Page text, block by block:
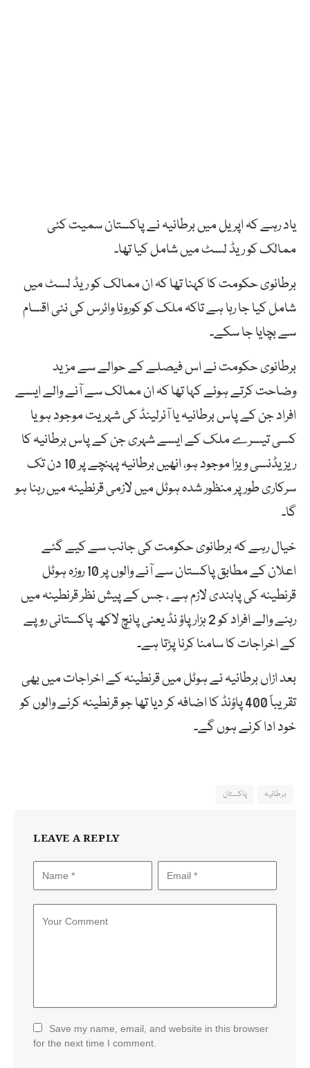
یاد رہے کہ اپریل میں برطانیہ نے پاکستان سمیت کئی
ممالک کو ریڈ لسٹ میں شامل کیا تھا۔
برطانوی حکومت کا کہنا تھا کہ ان ممالک کو ریڈ لسٹ میں
شامل کیا جا رہا ہے تاکہ ملک کو کورونا وائرس کی نئی اقسام
سے بچایا جا سکے۔
برطانوی حکومت نے اس فیصلے کے حوالے سے مزید
وضاحت کرتے ہوئے کہا تھا کہ ان ممالک سے آنے والے ایسے
افراد جن کے پاس برطانیہ یا آئرلینڈ کی شہریت موجود ہو یا
کسی تیسرے ملک کے ایسے شہری جن کے پاس برطانیہ کا
ریزیڈنسی ویزا موجود ہو، انھیں برطانیہ پہنچے پر 10 دن تک
سرکاری طور پر منظور شدہ ہوٹل میں لازمی قرنطینہ میں رہنا ہو
گا۔
خیال رہے کہ برطانوی حکومت کی جانب سے کیے گئے
اعلان کے مطابق پاکستان سے آنے والوں پر 10 روزہ ہوٹل
قرنطینہ کی پابندی لازم ہے ، جس کے پیش نظر قرنطینہ میں
رہنے والے افراد کو 2 ہزار پاؤ نڈ یعنی پانچ لاکھ پاکستانی روپے
کے اخراجات کا سامنا کرنا پڑتا ہے۔
بعد ازاں برطانیہ نے ہوٹل میں قرنطینہ کے اخراجات میں بھی
تقریباً 400 پاؤنڈ کا اضافہ کر دیا تھا جو قرنطینہ کرنے والوں کو
خود ادا کرنے ہوں گے۔
برطانیہ پاکستان
LEAVE A REPLY
Save my name, email, and website in this browser
for the next time I comment.